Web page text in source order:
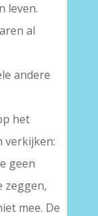
leven.
al
andere
het
verkijken:
geen
zeggen,
mee. De